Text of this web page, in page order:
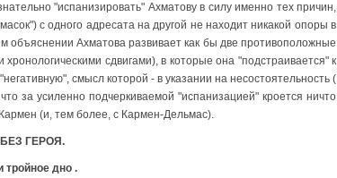
"испанизировать" Ахматову в силу именно тех причин,
с одного адресата на другой не находит никакой опоры в
объяснении Ахматова развивает как бы две противоположные
сдвигами), в которые она "подстраивается" к
смысл которой - в указании на несостоятельность (
за усиленно подчеркиваемой "испанизацией" кроется ничто
(и, тем более, с Кармен-Дельмас).
ГЕРОЯ.
тройное дно .